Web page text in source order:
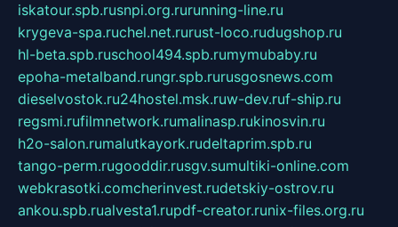
iskatour.spb.rusnpi.org.rurunning-line.ru
krygeva-spa.ruchel.net.rurust-loco.rudugshop.ru
hl-beta.spb.ruschool494.spb.rumymubaby.ru
epoha-metalband.rungr.spb.rurusgosnews.com
dieselvostok.ru24hostel.msk.ruw-dev.ruf-ship.ru
regsmi.rufilmnetwork.rumalinasp.rukinosvin.ru
h2o-salon.rumalutkayork.rudeltaprim.spb.ru
tango-perm.rugooddir.rusgv.sumultiki-online.com
webkrasotki.comcherinvest.rudetskiy-ostrov.ru
ankou.spb.rualvesta1.rupdf-creator.runix-files.org.ru